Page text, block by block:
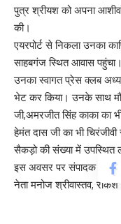
पुत्र श्रीयश को अपना
की।
एयरपोर्ट से निकला उनका
साहबगंज स्थित आवास पहुंचा।
उनका स्वागत प्रेस क्लब
भेट कर किया। उनके साथ
जी,अमरजीत सिंह काका का
हेमंत दास जी का भी
सैकड़ो की संख्या में उपस्थित
इस अवसर पर संपादक
नेता मनोज श्रीवास्तव,